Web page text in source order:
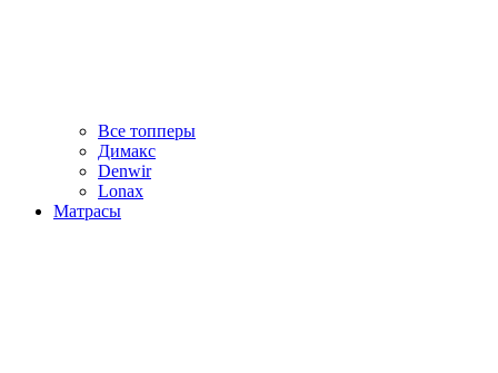
Все топперы
Димакс
Denwir
Lonax
Матрасы